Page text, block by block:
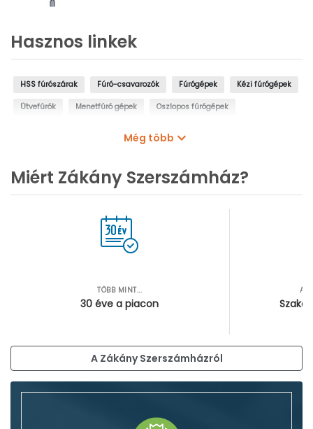
Hasznos linkek
HSS fúrószárak Fúró-csavarozók Fúrógépek Kézi fúrógépek
Ütvefúrók Menetfúró gépek Oszlopos fúrógépek
Még több
Miért Zákány Szerszámház?
TÖBB MINT...
30 éve a piacon
A Zákány Szerszámházról